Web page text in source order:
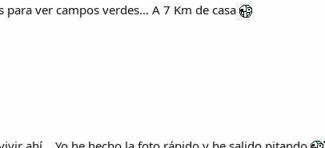
ver campos verdes... A 7 Km de casa